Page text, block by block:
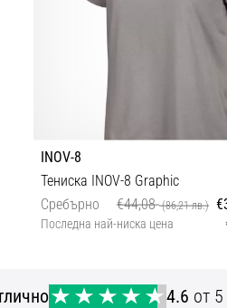
INOV-8
Тениска INOV-8 Graphic
Сребърно
€44,08(86,21 лв.)
Последна най-ниска цена
4.6 от